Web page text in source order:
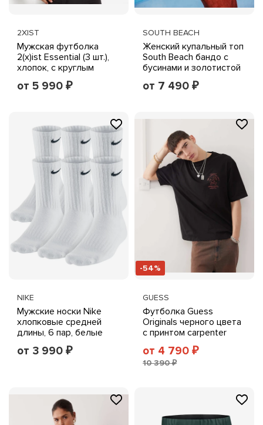
2XIST
Мужская футболка
2(x)ist Essential (3 шт.),
хлопок, с круглым
от 5 990 ₽
SOUTH BEACH
Женский купальный топ
South Beach бандо с
бусинами и золотистой
фурнитурой,
терракотовый
от 7 490 ₽
NIKE
Мужские носки Nike
хлопковые средней
длины, 6 пар, белые
от 3 990 ₽
-54%
GUESS
Футболка Guess
Originals черного цвета
с принтом carpenter
shop на груди и спине
black
от 4 790 ₽
10 390 ₽